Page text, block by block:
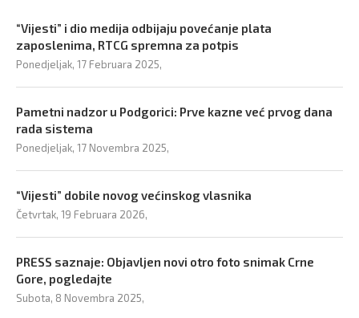
“Vijesti” i dio medija odbijaju povećanje plata
zaposlenima, RTCG spremna za potpis
Ponedjeljak, 17 Februara 2025,
Pametni nadzor u Podgorici: Prve kazne već prvog dana
rada sistema
Ponedjeljak, 17 Novembra 2025,
“Vijesti” dobile novog većinskog vlasnika
Četvrtak, 19 Februara 2026,
PRESS saznaje: Objavljen novi otro foto snimak Crne
Gore, pogledajte
Subota, 8 Novembra 2025,